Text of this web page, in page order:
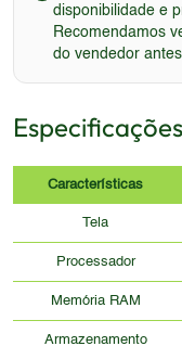
disponibilidade e
Recomendamos
do vendedor
Características
Tela
Processador
Memória RAM
Armazenamento